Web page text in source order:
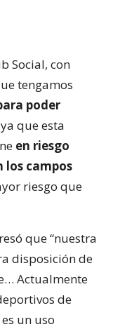
Social, con
tengamos
poder
que esta
en riesgo
los campos
riesgo que
que “nuestra
disposición de
Actualmente
de
un uso